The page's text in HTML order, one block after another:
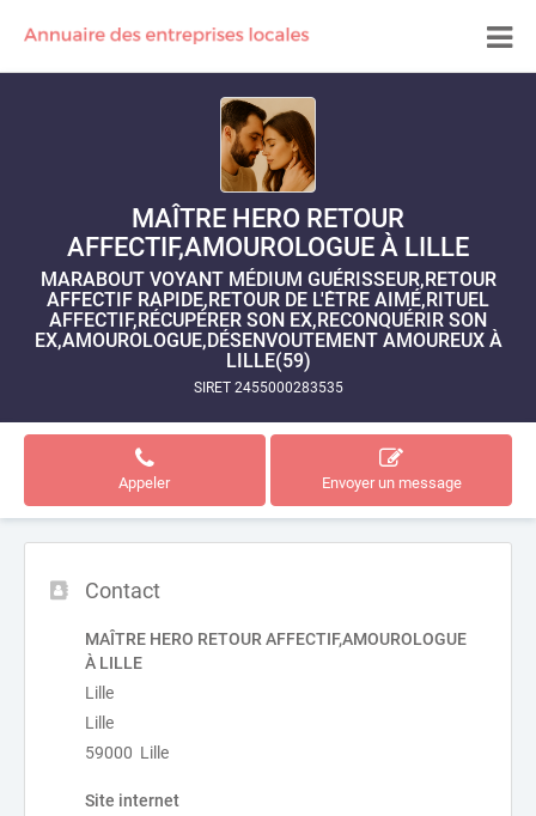
MAÎTRE HERO RETOUR
AFFECTIF,AMOUROLOGUE À LILLE
MARABOUT VOYANT MÉDIUM GUÉRISSEUR,RETOUR
AFFECTIF RAPIDE,RETOUR DE L'ÊTRE AIMÉ,RITUEL
AFFECTIF,RÉCUPÉRER SON EX,RECONQUÉRIR SON
EX,AMOUROLOGUE,DÉSENVOUTEMENT AMOUREUX À
LILLE(59)
SIRET 2455000283535
Appeler Envoyer un message
Contact
MAÎTRE HERO RETOUR AFFECTIF,AMOUROLOGUE
À LILLE
Lille
Lille
59000 Lille
Site internet